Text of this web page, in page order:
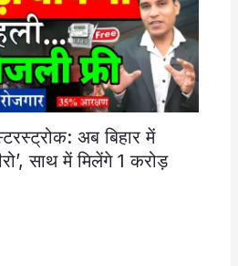
अब बिहार में
साथ में मिलेंगे 1 करोड़